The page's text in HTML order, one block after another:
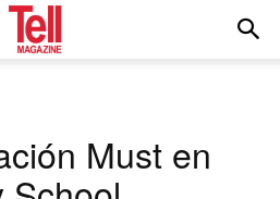
Must en